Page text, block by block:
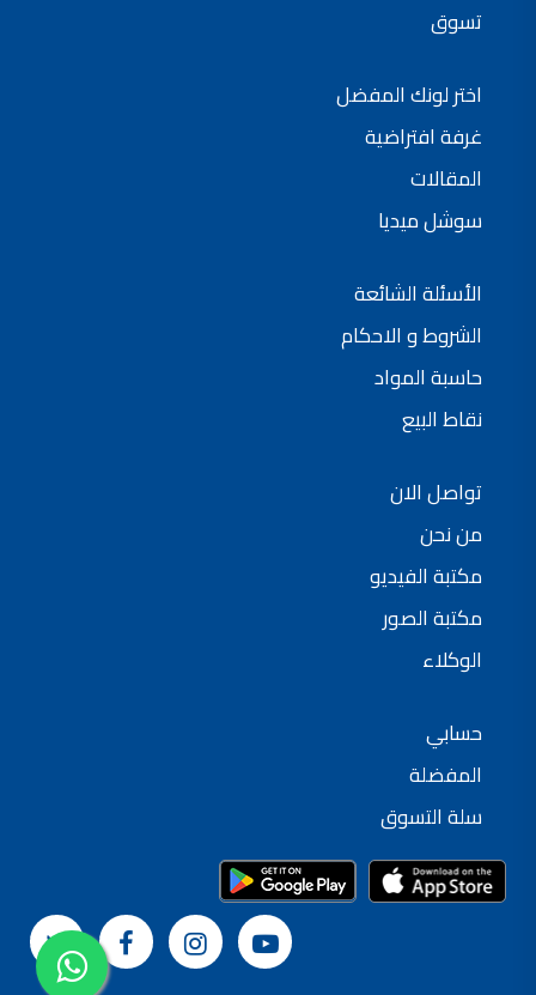
تسوق
اختر لونك المفضل
غرفة افتراضية
المقالات
سوشل ميديا
الأسئلة الشائعة
الشروط و الاحكام
حاسبة المواد
نقاط البيع
تواصل الان
من نحن
مكتبة الفيديو
مكتبة الصور
الوكلاء
حسابي
المفضلة
سلة التسوق